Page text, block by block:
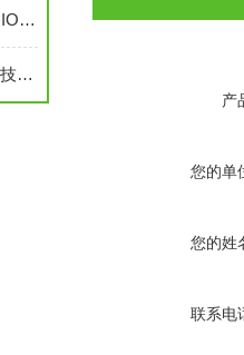
NORGREN防爆电磁阀与HERION防爆电磁阀有些什么区别之处
MAC系列电磁阀有些什么样的技术参数，MAC系列电磁阀
产
您的单
您的姓
联系电